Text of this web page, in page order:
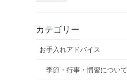
カテゴリー
お手入れアドバイス
季節・行事・慣習について